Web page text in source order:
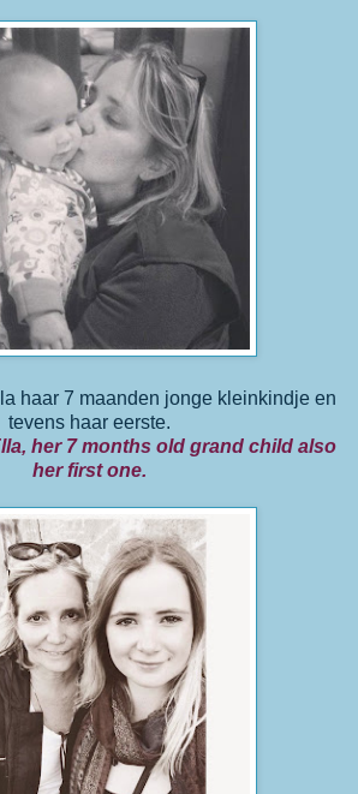
haar 7 maanden jonge kleinkindje en
tevens haar eerste.
her 7 months old grand child also
her first one.